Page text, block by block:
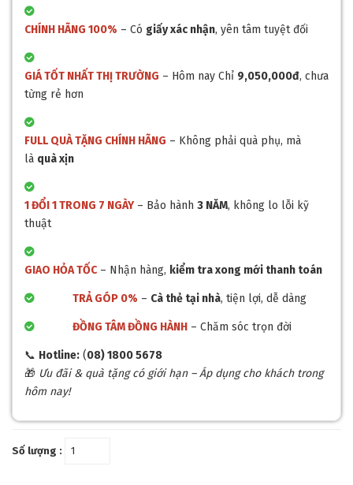
CHÍNH HÃNG 100% – Có giấy xác nhận, yên tâm tuyệt đối
GIÁ TỐT NHẤT THỊ TRƯỜNG – Hôm nay Chỉ 9,050,000đ, chưa
từng rẻ hơn
FULL QUÀ TẶNG CHÍNH HÃNG – Không phải quà phụ, mà
là quà xịn
1 ĐỔI 1 TRONG 7 NGÀY– Bảo hành 3 NĂM, không lo lỗi kỹ
thuật
GIAO HỎA TỐC– Nhận hàng, kiểm tra xong mới thanh toán
TRẢ GÓP 0% – Cà thẻ tại nhà, tiện lợi, dễ dàng
ĐỒNG TÂM ĐỒNG HÀNH – Chăm sóc trọn đời
📞 Hotline: (08) 1800 5678
🎁 Ưu đãi & quà tặng có giới hạn – Áp dụng cho khách trong
hôm nay!
Số lượng :